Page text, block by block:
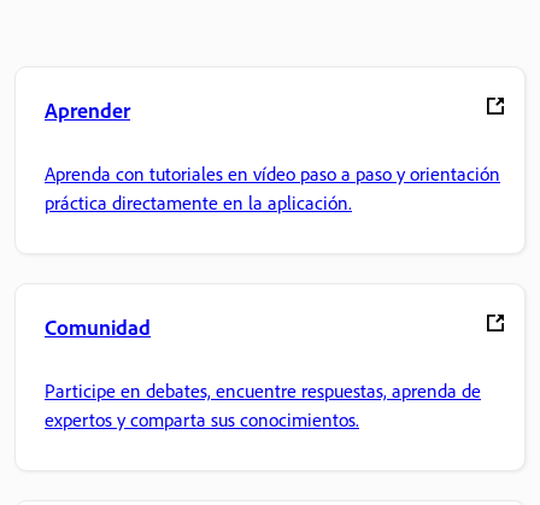
Aprender
Aprenda con tutoriales en vídeo paso a paso y orientación
práctica directamente en la aplicación.
Comunidad
Participe en debates, encuentre respuestas, aprenda de
expertos y comparta sus conocimientos.